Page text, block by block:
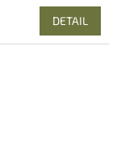
DETAIL